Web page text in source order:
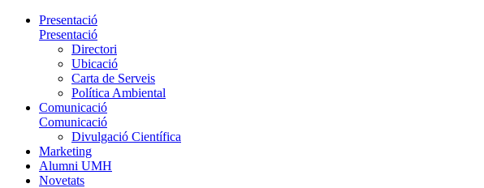
Presentació
Presentació
Directori
Ubicació
Carta de Serveis
Política Ambiental
Comunicació
Comunicació
Divulgació Científica
Marketing
Alumni UMH
Novetats